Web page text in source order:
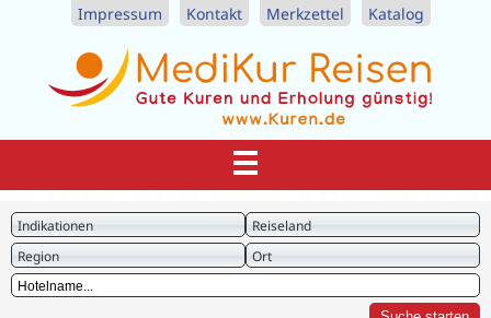
Impressum Kontakt Merkzettel Katalog
Indikationen
Reiseland
Region
Ort